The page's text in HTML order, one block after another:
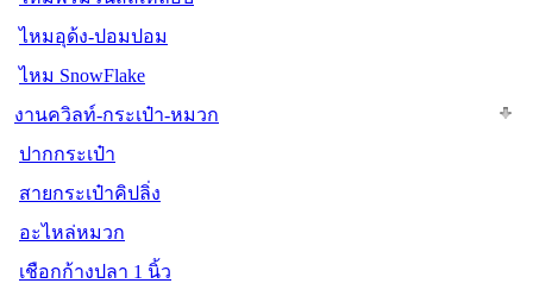
ไหมอุด้ง-ปอมปอม
ไหม SnowFlake
งานควิลท์-กระเป๋า-หมวก
ปากกระเป๋า
สายกระเป๋าคิปลิ่ง
อะไหล่หมวก
เชือกก้างปลา 1 นิ้ว